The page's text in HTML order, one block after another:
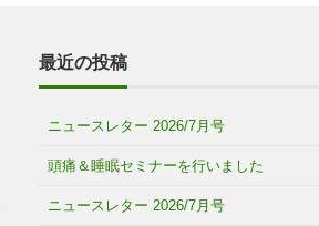
最近の投稿
ニュースレター 2026/7月号
頭痛＆睡眠セミナーを行いました
ニュースレター 2026/7月号